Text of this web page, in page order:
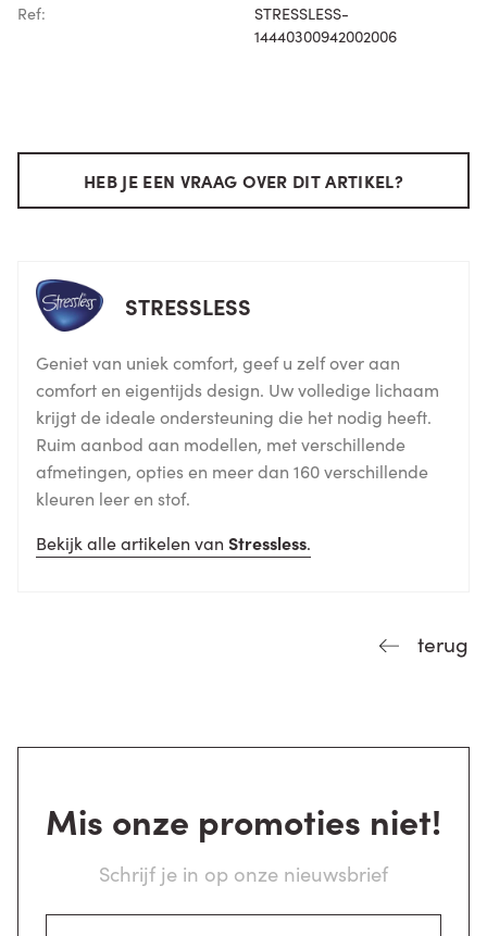
Ref:
STRESSLESS-
14440300942002006
HEB JE EEN VRAAG OVER DIT ARTIKEL?
STRESSLESS
Geniet van uniek comfort, geef u zelf over aan
comfort en eigentijds design. Uw volledige lichaam
krijgt de ideale ondersteuning die het nodig heeft.
Ruim aanbod aan modellen, met verschillende
afmetingen, opties en meer dan 160 verschillende
kleuren leer en stof.
Bekijk alle artikelen van Stressless.
terug
Mis onze promoties niet!
Schrijf je in op onze nieuwsbrief